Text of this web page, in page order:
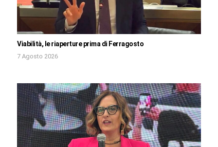
Viabilità, le riaperture prima di Ferragosto
7 Agosto 2026